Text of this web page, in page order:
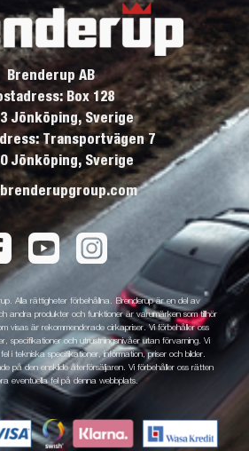
Brenderup AB
Box 128
Jönköping, Sverige
Transportvägen 7
Jönköping, Sverige
Alla rättigheter förbehållna. Brenderup är en del av
andra produkter och funktioner är varumärken som tillhör
visas är rekommenderade cirkapriser. Vi förbehåller oss
specifikationer och utrustningsnivåer utan förvarning. Vi
i tekniska specifikationer, information, priser och bilder.
på den enskilde återförsäljaren. Vi förbehåller oss rätten
eventuella fel på denna webbplats.